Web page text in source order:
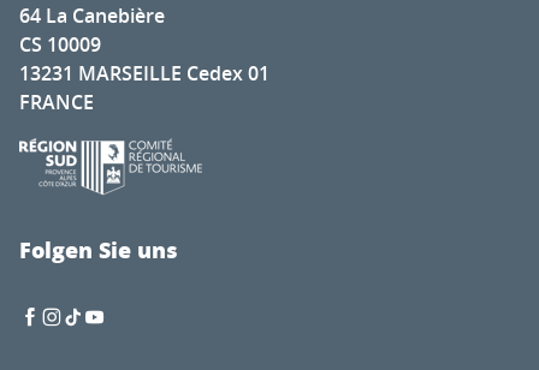
64 La Canebière
CS 10009
13231 MARSEILLE Cedex 01
FRANCE
Folgen Sie uns